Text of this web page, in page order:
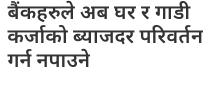
बैंकहरुले अब घर र गाडी
कर्जाको ब्याजदर परिवर्तन
गर्न नपाउने